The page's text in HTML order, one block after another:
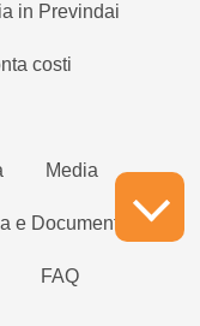
in Previndai
costi
Media
e Documenti
FAQ